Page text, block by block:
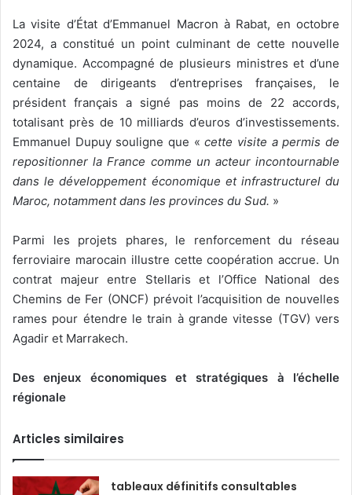
La visite d’État d’Emmanuel Macron à Rabat, en octobre
2024, a constitué un point culminant de cette nouvelle
dynamique. Accompagné de plusieurs ministres et d’une
centaine de dirigeants d’entreprises françaises, le
président français a signé pas moins de 22 accords,
totalisant près de 10 milliards d’euros d’investissements.
Emmanuel Dupuy souligne que «cette visite a permis de
repositionner la France comme un acteur incontournable
dans le développement économique et infrastructurel du
Maroc, notamment dans les provinces du Sud. »
Parmi les projets phares, le renforcement du réseau
ferroviaire marocain illustre cette coopération accrue. Un
contrat majeur entre Stellaris et l’Office National des
Chemins de Fer (ONCF) prévoit l’acquisition de nouvelles
rames pour étendre le train à grande vitesse (TGV) vers
Agadir et Marrakech.
Des enjeux économiques et stratégiques à l’échelle
régionale
Articles similaires
tableaux définitifs consultables